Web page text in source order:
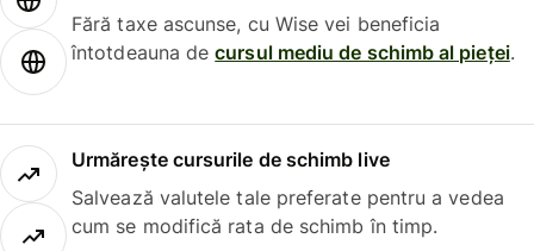
Fără taxe ascunse, cu Wise vei beneficia
întotdeauna decursul mediu de schimb al pieței.
Urmărește cursurile de schimb live
Salvează valutele tale preferate pentru a vedea
cum se modifică rata de schimb în timp.